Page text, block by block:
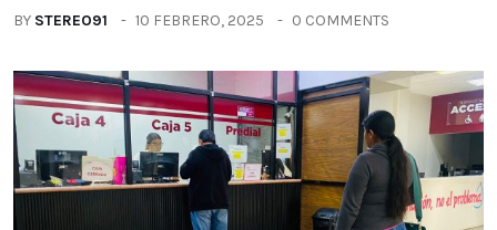
BY STEREO91 10 FEBRERO, 2025 0 COMMENTS